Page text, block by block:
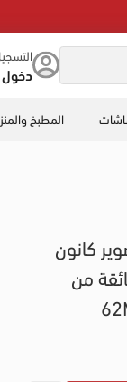
المطبخ
كانون
فائقة من